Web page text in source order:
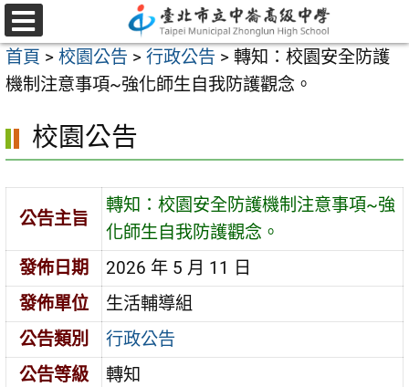
跳
至
主
要
容
選
單
首頁 > 校園公告 > 行政公告 > 轉知：校園安全防護
機制注意事項~強化師生自我防護觀念。
校園公告
公告主旨
轉知：校園安全防護機制注意事項~強
化師生自我防護觀念。
發佈日期
2026 年 5 月 11 日
發佈單位
生活輔導組
公告類別
行政公告
公告等級
轉知